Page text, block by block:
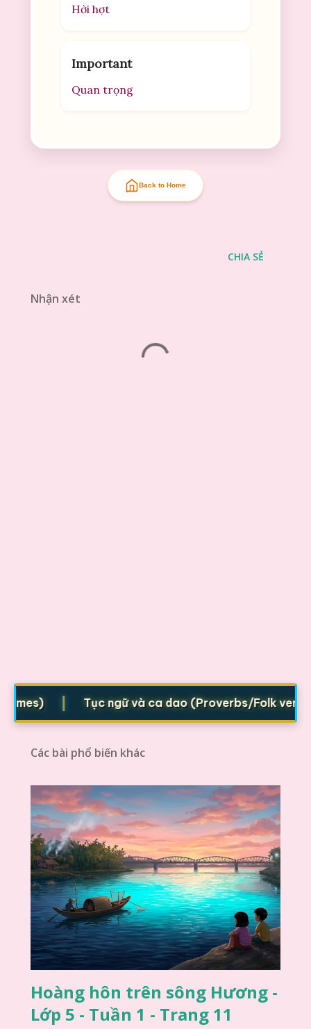
Hời hợt
Important
Quan trọng
Back to Home
CHIA SẺ
Nhận xét
| Tục ngữ và ca dao (Proverbs/Folk verses)
Các bài phổ biến khác
Hoàng hôn trên sông Hương -
Lớp 5 - Tuần 1 - Trang 11